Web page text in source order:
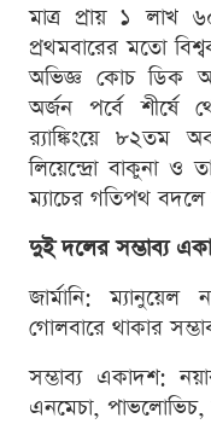
মাত্র প্রায় ১ লাখ
প্রথমবারের মতো
অভিজ্ঞ কোচ ডিক
অর্জন পর্বে শীর্ষে
র‍্যাঙ্কিংয়ে ৮২তম
লিয়েন্দ্রো বাকুনা ও
ম্যাচের গতিপথ বদলে
দুই দলের সম্ভাব্য
জার্মানি:
গোলবারে থাকার
সম্ভাব্য একাদশ:
এনমেচা, পাভলোভিচ,